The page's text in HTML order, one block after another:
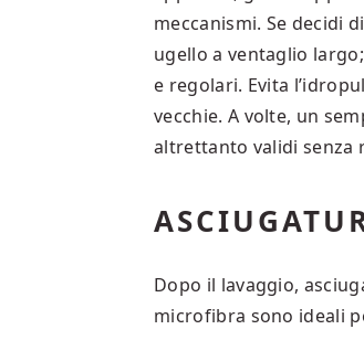
meccanismi. Se decidi
ugello a ventaglio
e regolari. Evita
vecchie. A volte, un
altrettanto validi senza
Dopo il lavaggio,
microfibra sono ideali